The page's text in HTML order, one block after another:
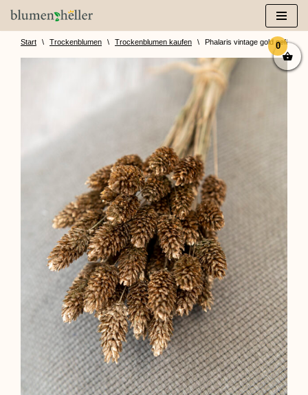
Zum
InhaltStart \ Trockenblumen \ Trockenblumen kaufen \ Phalaris vintage gold gefärbt
0